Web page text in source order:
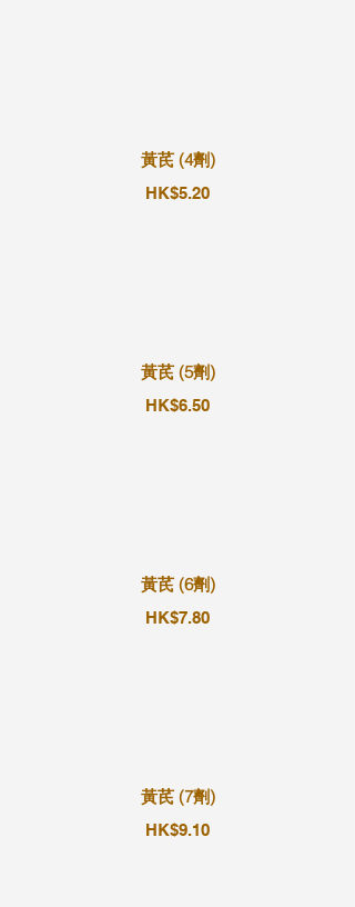
黃芪 (4劑)
HK$5.20
黃芪 (5劑)
HK$6.50
黃芪 (6劑)
HK$7.80
黃芪 (7劑)
HK$9.10